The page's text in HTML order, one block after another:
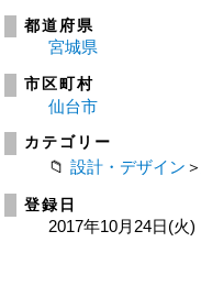
都道府県
宮城県
市区町村
仙台市
カテゴリー
設計・デザイン ＞
登録日
2017年10月24日(火)